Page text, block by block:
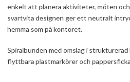
enkelt att planera aktiviteter, möten och
svartvita designen ger ett neutralt
hemma som på kontoret.
Spiralbunden med omslag i strukturerad
flyttbara plastmarkörer och